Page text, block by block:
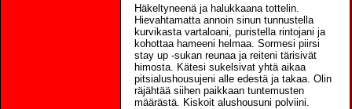
Häkeltyneenä ja halukkaana tottelin.
Hievahtamatta annoin sinun tunnustella
kurvikasta vartaloani, puristella rintojani ja
kohottaa hameeni helmaa. Sormesi piirsi
stay up -sukan reunaa ja reiteni tärisivät
himosta. Kätesi sukelsivat yhtä aikaa
pitsialushousujeni alle edestä ja takaa. Olin
räjähtää siihen paikkaan tuntemusten
määrästä. Kiskoit alushousuni polviini.